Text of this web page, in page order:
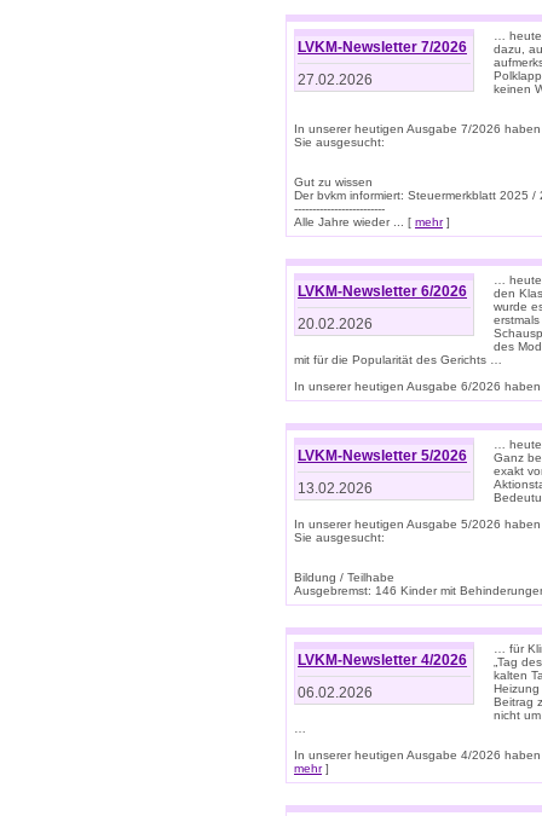
LVKM-Newsletter 7/2026
27.02.2026
…
dazu,
keinen
In unserer heutigen Ausgabe 7/2026
Sie ausgesucht:
Gut zu wissen
Der bvkm informiert: Steuermerkblatt 2025 /
-------------------------
Alle Jahre wieder ... [ mehr]
LVKM-Newsletter 6/2026
20.02.2026
…
den
wurde
des
mit für die Popularität des Gerichts …
In unserer heutigen Ausgabe 6/2026
LVKM-Newsletter 5/2026
13.02.2026
…
Ganz
exakt
In unserer heutigen Ausgabe 5/2026
Sie ausgesucht:
Bildung / Teilhabe
Ausgebremst: 146 Kinder mit
LVKM-Newsletter 4/2026
06.02.2026
… für
„Tag
kalten
Beitrag
nicht
In unserer heutigen Ausgabe 4/2026
mehr]